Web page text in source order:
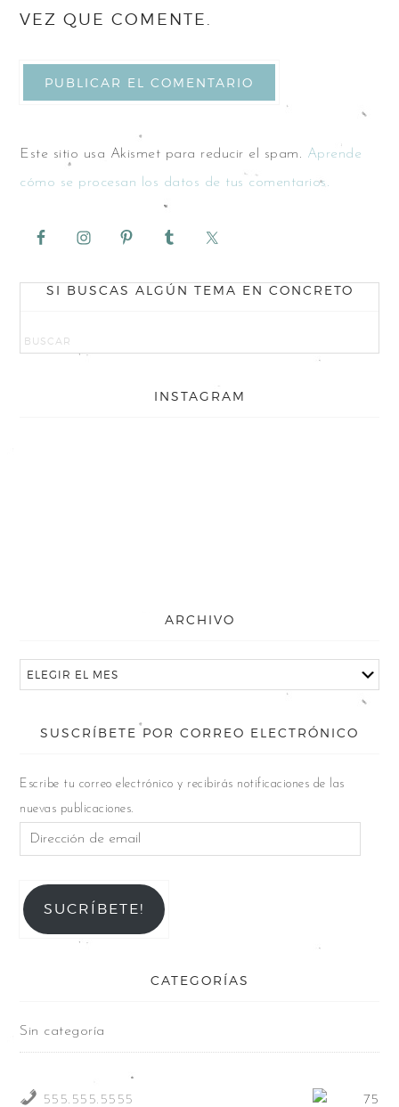
VEZ QUE COMENTE.
Este sitio usa Akismet para reducir el spam. Aprende
cómo se procesan los datos de tus comentarios.
SI BUSCAS ALGÚN TEMA EN CONCRETO
INSTAGRAM
ARCHIVO
SUSCRÍBETE POR CORREO ELECTRÓNICO
Escribe tu correo electrónico y recibirás notificaciones de las
nuevas publicaciones.
SUCRÍBETE!
CATEGORÍAS
Sin categoría
555.555.5555